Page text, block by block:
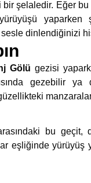
şelaledir. Eğer bu
yürüyüşü yaparken
sesle dinlendiğinizi
Gölü gezisi
gezebilir
bu geçit,
eşliğinde yürüyüş